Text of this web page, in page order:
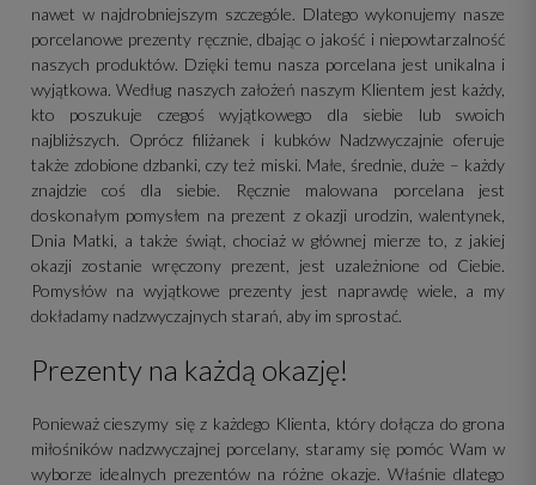
nawet w najdrobniejszym szczególe. Dlatego wykonujemy nasze
porcelanowe prezenty ręcznie, dbając o jakość i niepowtarzalność
naszych produktów. Dzięki temu nasza porcelana jest unikalna i
wyjątkowa. Według naszych założeń naszym Klientem jest każdy,
kto poszukuje czegoś wyjątkowego dla siebie lub swoich
najbliższych. Oprócz filiżanek i kubków Nadzwyczajnie oferuje
także zdobione dzbanki, czy też miski. Małe, średnie, duże – każdy
znajdzie coś dla siebie. Ręcznie malowana porcelana jest
doskonałym pomysłem na prezent z okazji urodzin, walentynek,
Dnia Matki, a także świąt, chociaż w głównej mierze to, z jakiej
okazji zostanie wręczony prezent, jest uzależnione od Ciebie.
Pomysłów na wyjątkowe prezenty jest naprawdę wiele, a my
dokładamy nadzwyczajnych starań, aby im sprostać.
Prezenty na każdą okazję!
Ponieważ cieszymy się z każdego Klienta, który dołącza do grona
miłośników nadzwyczajnej porcelany, staramy się pomóc Wam w
wyborze idealnych prezentów na różne okazje. Właśnie dlatego